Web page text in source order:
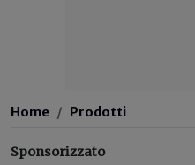
Home Prodotti
Sponsorizzato